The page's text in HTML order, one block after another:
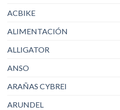
ACBIKE
ALIMENTACIÓN
ALLIGATOR
ANSO
ARAÑAS CYBREI
ARUNDEL